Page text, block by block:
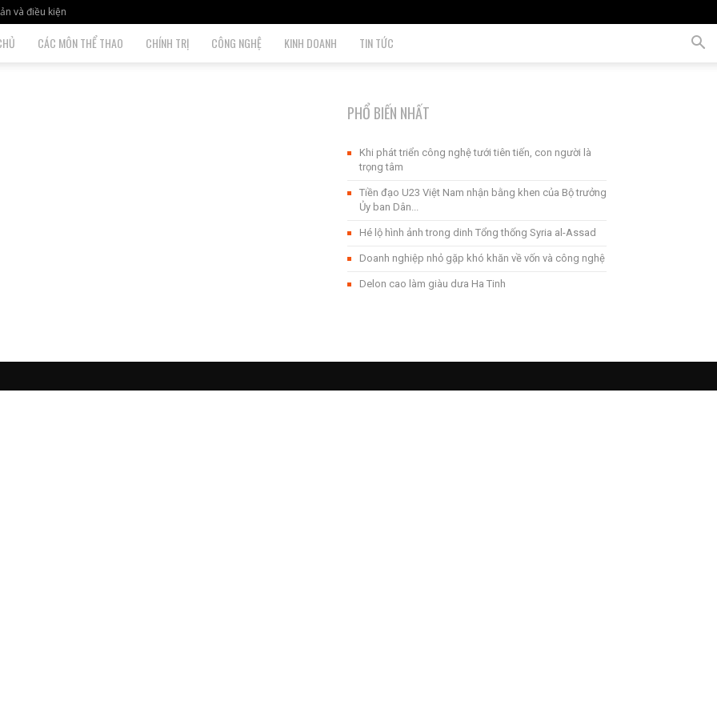
và điều kiện
CÁC MÔN THỂ THAO CHÍNH TRỊ CÔNG NGHỆ KINH DOANH TIN TỨC
PHỔ BIẾN NHẤT
Khi phát triển công nghệ tưới tiên tiến, con người là
trọng tâm
Tiền đạo U23 Việt Nam nhận bằng khen của Bộ trưởng
Ủy ban Dân...
Hé lộ hình ảnh trong dinh Tổng thống Syria al-Assad
Doanh nghiệp nhỏ gặp khó khăn về vốn và công nghệ
Delon cao làm giàu dưa Ha Tinh